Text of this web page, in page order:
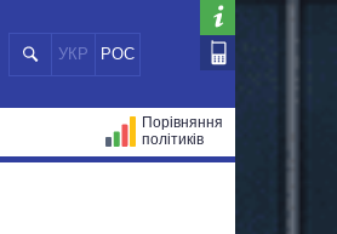
УКР РОС
Порівняння
політиків